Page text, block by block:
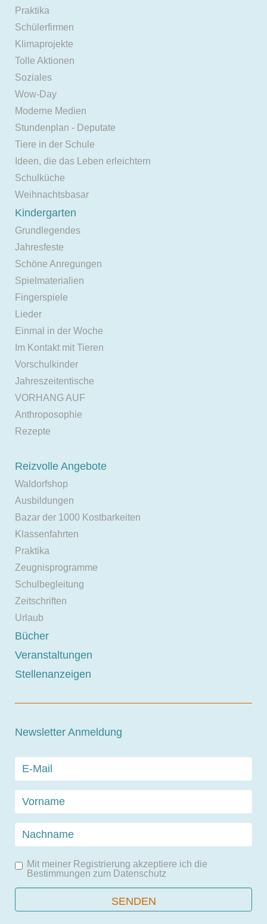
Praktika
Schülerfirmen
Klimaprojekte
Tolle Aktionen
Soziales
Wow-Day
Moderne Medien
Stundenplan - Deputate
Tiere in der Schule
Ideen, die das Leben erleichtern
Schulküche
Weihnachtsbasar
Kindergarten
Grundlegendes
Jahresfeste
Schöne Anregungen
Spielmaterialien
Fingerspiele
Lieder
Einmal in der Woche
Im Kontakt mit Tieren
Vorschulkinder
Jahreszeitentische
VORHANG AUF
Anthroposophie
Rezepte
Reizvolle Angebote
Waldorfshop
Ausbildungen
Bazar der 1000 Kostbarkeiten
Klassenfahrten
Praktika
Zeugnisprogramme
Schulbegleitung
Zeitschriften
Urlaub
Bücher
Veranstaltungen
Stellenanzeigen
Newsletter Anmeldung
Mit meiner Registrierung akzeptiere ich die
Bestimmungen zum Datenschutz